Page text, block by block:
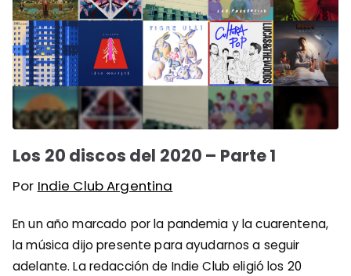
Los 20 discos del 2020 – Parte 1
Por Indie Club Argentina
En un año marcado por la pandemia y la cuarentena,
la música dijo presente para ayudarnos a seguir
adelante. La redacción de Indie Club eligió los 20